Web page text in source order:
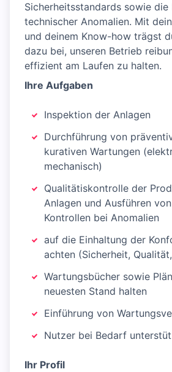
Sicherheitsstandards sowie die
technischer Anomalien. Mit
und deinem Know-how trägst
dazu bei, unseren Betrieb
effizient am Laufen zu halten.
Ihre Aufgaben
Inspektion der Anlagen
Durchführung von
kurativen Wartungen
mechanisch)
Qualitätiskontrolle der
Anlagen und Ausführen
Kontrollen bei Anomalien
auf die Einhaltung der
achten (Sicherheit,
Wartungsbücher sowie
neuesten Stand halten
Einführung von
Nutzer bei Bedarf
Ihr Profil